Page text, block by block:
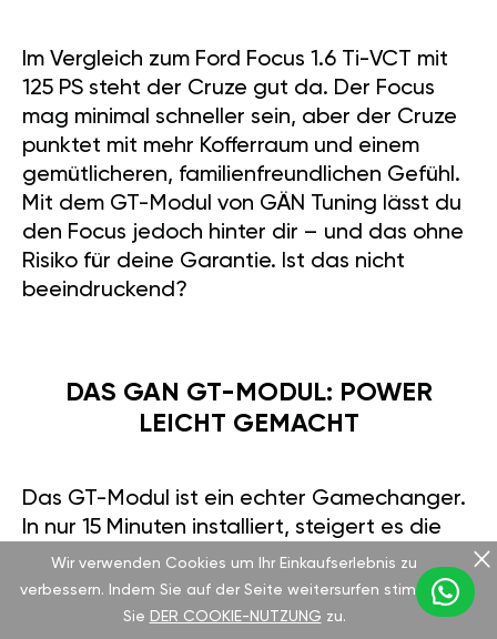
Im Vergleich zum Ford Focus 1.6 Ti-VCT mit
125 PS steht der Cruze gut da. Der Focus
mag minimal schneller sein, aber der Cruze
punktet mit mehr Kofferraum und einem
gemütlicheren, familienfreundlichen Gefühl.
Mit dem GT-Modul von GÄN Tuning lässt du
den Focus jedoch hinter dir – und das ohne
Risiko für deine Garantie. Ist das nicht
beeindruckend?
DAS GAN GT-MODUL: POWER
LEICHT GEMACHT
Das GT-Modul ist ein echter Gamechanger.
In nur 15 Minuten installiert, steigert es die
Leistung auf etwa 160 PS. Per Handy-App
kannst du zwischen Sportmodus für
maximalen Fahrspaß und Eco-Modus für
Wir verwenden Cookies um Ihr Einkaufserlebnis zu
verbessern. Indem Sie auf der Seite weitersurfen stimmen
Sie DER COOKIE-NUTZUNG zu.